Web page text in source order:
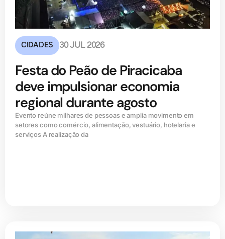
CIDADES 30 JUL 2026
Festa do Peão de Piracicaba
deve impulsionar economia
regional durante agosto
Evento reúne milhares de pessoas e amplia movimento em
setores como comércio, alimentação, vestuário, hotelaria e
serviços A realização da